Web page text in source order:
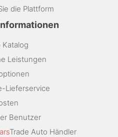
die Plattform
Katalog
Leistungen
Lieferservice
Benutzer
Trade Auto Händler